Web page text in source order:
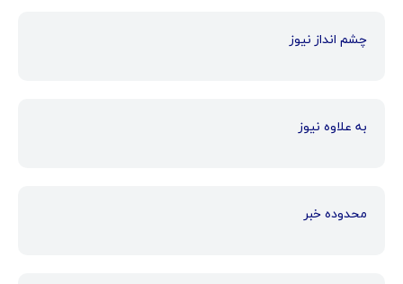
چشم انداز نیوز
به علاوه نیوز
محدوده خبر